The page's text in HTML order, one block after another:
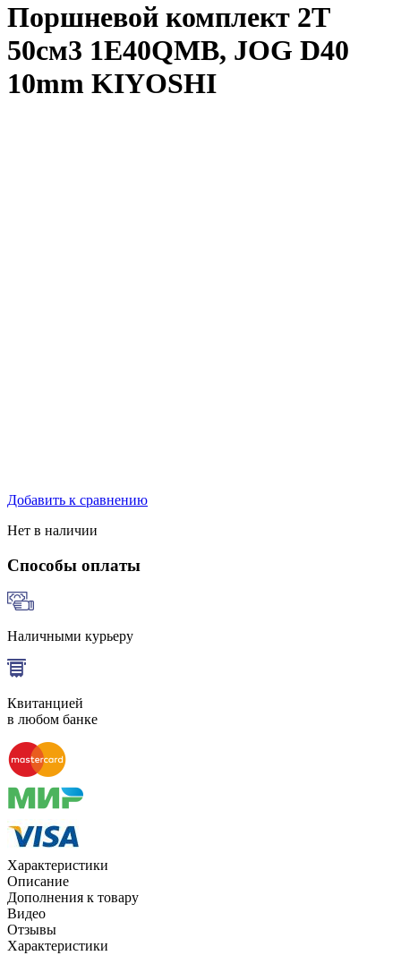
Поршневой комплект 2Т
50см3 1E40QMB, JOG D40
10mm KIYOSHI
Добавить к сравнению
Нет в наличии
Способы оплаты
Наличными курьеру
Квитанцией
в любом банке
Характеристики
Описание
Дополнения к товару
Видео
Отзывы
Характеристики